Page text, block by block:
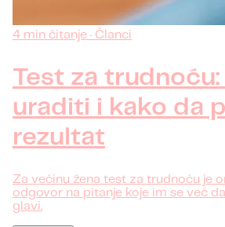
4 min čitanje · Članci
Test za trudnoću:
uraditi i kako da
rezultat
Za većinu žena test za trudnoću je
odgovor na pitanje koje im se već
glavi.